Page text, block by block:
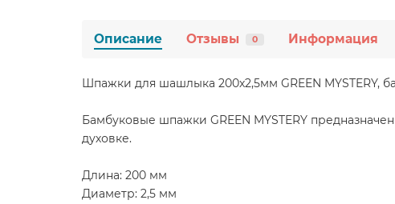
Описание Отзывы 0 Информация
Шпажки для шашлыка 200х2,5мм GREEN MYSTERY,
Бамбуковые шпажки GREEN MYSTERY
духовке.
Длина: 200 мм
Диаметр: 2,5 мм